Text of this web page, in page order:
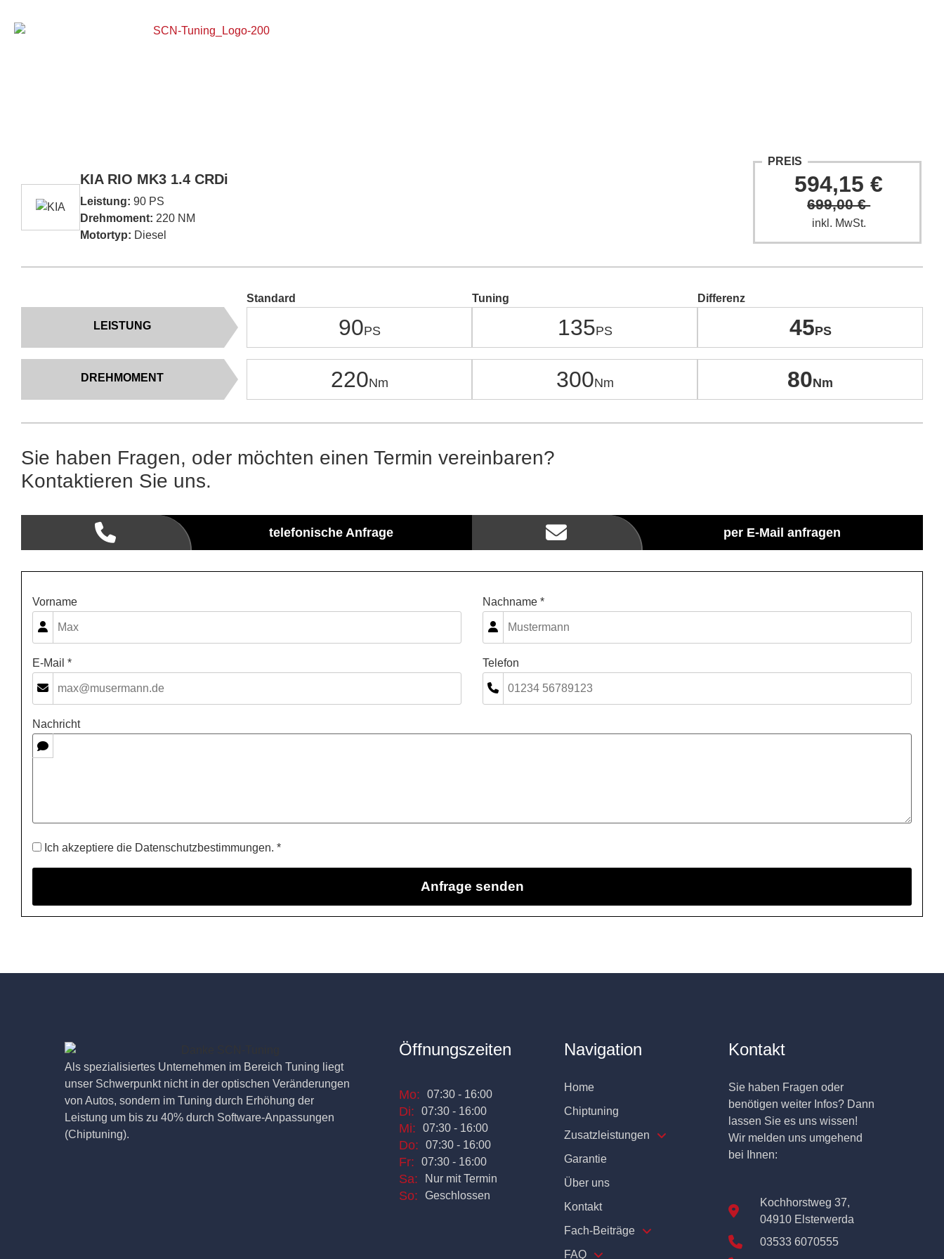
KIA RIO MK3 1.4 CRDi
Leistung: 90 PS
Drehmoment: 220 NM
Motortyp: Diesel
PREIS
594,15 €
699,00 €
inkl. MwSt.
LEISTUNG
DREHMOMENT
Standard
90
220
Tuning
135
300
Differenz
45
80
Sie haben Fragen, oder möchten einen Termin vereinbaren?
Kontaktieren Sie uns.
telefonische Anfrage per E-Mail anfragen
Vorname Nachname *
E-Mail * Telefon
Nachricht
Ich akzeptiere die Datenschutzbestimmungen. *
Als spezialisiertes Unternehmen im Bereich Tuning liegt
unser Schwerpunkt nicht in der optischen Veränderungen
von Autos, sondern im Tuning durch Erhöhung der
Leistung um bis zu 40% durch Software-Anpassungen
(Chiptuning).
Öffnungszeiten
Mo: 07:30 - 16:00
Di: 07:30 - 16:00
Mi: 07:30 - 16:00
Do: 07:30 - 16:00
Fr: 07:30 - 16:00
Sa: Nur mit Termin
So: Geschlossen
Navigation
Home
Chiptuning
Zusatzleistungen
Garantie
Über uns
Kontakt
Fach-Beiträge
FAQ
Kontakt
Sie haben Fragen oder
benötigen weiter Infos? Dann
lassen Sie es uns wissen!
Wir melden uns umgehend
bei Ihnen:
Kochhorstweg 37,
04910 Elsterwerda
03533 6070555